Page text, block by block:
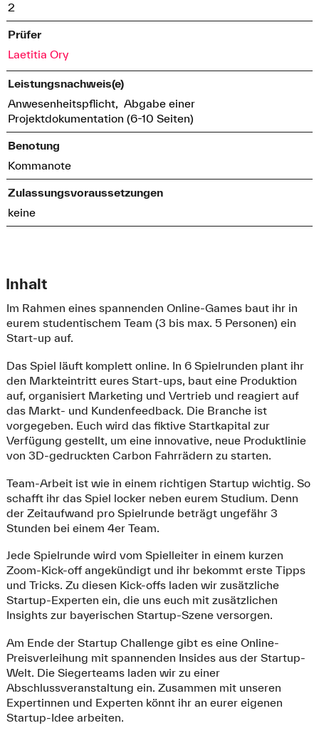
2
Prüfer
Laetitia Ory
Leistungsnachweis(e)
Anwesenheitspflicht, Abgabe einer
Projektdokumentation (6-10 Seiten)
Benotung
Kommanote
Zulassungsvoraussetzungen
keine
Inhalt
Im Rahmen eines spannenden Online-Games baut ihr in
eurem studentischem Team (3 bis max. 5 Personen) ein
Start-up auf.
Das Spiel läuft komplett online. In 6 Spielrunden plant ihr
den Markteintritt eures Start-ups, baut eine Produktion
auf, organisiert Marketing und Vertrieb und reagiert auf
das Markt- und Kundenfeedback. Die Branche ist
vorgegeben. Euch wird das fiktive Startkapital zur
Verfügung gestellt, um eine innovative, neue Produktlinie
von 3D-gedruckten Carbon Fahrrädern zu starten.
Team-Arbeit ist wie in einem richtigen Startup wichtig. So
schafft ihr das Spiel locker neben eurem Studium. Denn
der Zeitaufwand pro Spielrunde beträgt ungefähr 3
Stunden bei einem 4er Team.
Jede Spielrunde wird vom Spielleiter in einem kurzen
Zoom-Kick-off angekündigt und ihr bekommt erste Tipps
und Tricks. Zu diesen Kick-offs laden wir zusätzliche
Startup-Experten ein, die uns euch mit zusätzlichen
Insights zur bayerischen Startup-Szene versorgen.
Am Ende der Startup Challenge gibt es eine Online-
Preisverleihung mit spannenden Insides aus der Startup-
Welt. Die Siegerteams laden wir zu einer
Abschlussveranstaltung ein. Zusammen mit unseren
Expertinnen und Experten könnt ihr an eurer eigenen
Startup-Idee arbeiten.